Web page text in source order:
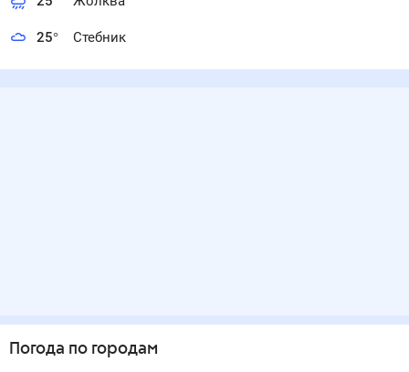
25° Стебник
Погода по городам